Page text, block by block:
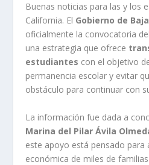
Buenas noticias para las y los
California. El Gobierno de
oficialmente la convocatoria
una estrategia que ofrece
estudiantes con el objetivo
permanencia escolar y evitar
obstáculo para continuar con
La información fue dada a
Marina del Pilar Ávila
este apoyo está pensado para
económica de miles de